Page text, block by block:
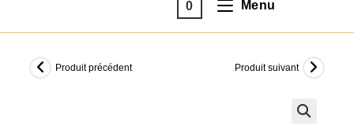
0 Menu
Produit précédent Produit suivant